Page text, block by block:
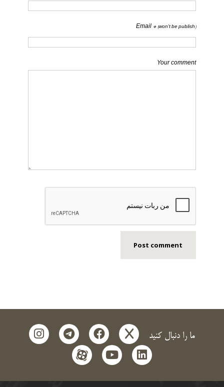
Email * (won't be publish)
Your comment
ما را دنبال کنید x
facebook
telegram
instagram
linkedin
youtube
aparat